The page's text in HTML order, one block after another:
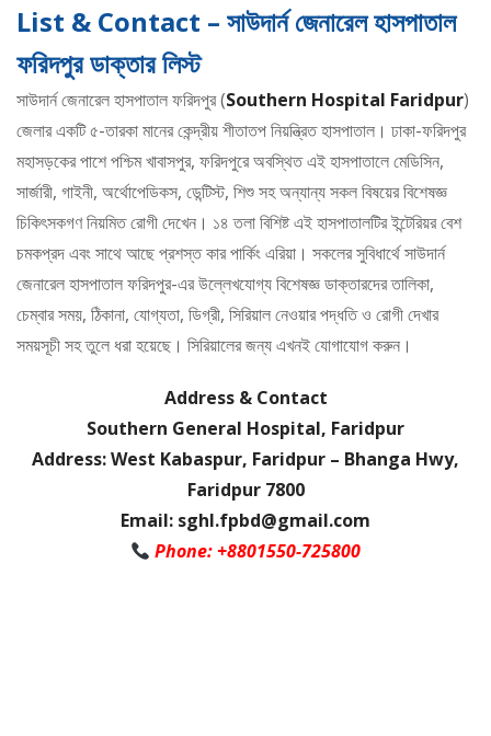
List & Contact – সাউদার্ন জেনারেল হাসপাতাল
ফরিদপুর ডাক্তার লিস্ট
সাউদার্ন জেনারেল হাসপাতাল ফরিদপুর (Southern Hospital Faridpur)
জেলার একটি ৫-তারকা মানের কেন্দ্রীয় শীতাতপ নিয়ন্ত্রিত হাসপাতাল। ঢাকা-ফরিদপুর
মহাসড়কের পাশে পশ্চিম খাবাসপুর, ফরিদপুরে অবস্থিত এই হাসপাতালে মেডিসিন,
সার্জারী, গাইনী, অর্থোপেডিকস, ডেন্টিস্ট, শিশু সহ অন্যান্য সকল বিষয়ের বিশেষজ্ঞ
চিকিৎসকগণ নিয়মিত রোগী দেখেন। ১৪ তলা বিশিষ্ট এই হাসপাতালটির ইন্টেরিয়র বেশ
চমকপ্রদ এবং সাথে আছে প্রশস্ত কার পার্কিং এরিয়া। সকলের সুবিধার্থে সাউদার্ন
জেনারেল হাসপাতাল ফরিদপুর-এর উল্লেখযোগ্য বিশেষজ্ঞ ডাক্তারদের তালিকা,
চেম্বার সময়, ঠিকানা, যোগ্যতা, ডিগ্রী, সিরিয়াল নেওয়ার পদ্ধতি ও রোগী দেখার
সময়সূচী সহ তুলে ধরা হয়েছে। সিরিয়ালের জন্য এখনই যোগাযোগ করুন।
Address & Contact
Southern General Hospital, Faridpur
Address: West Kabaspur, Faridpur – Bhanga Hwy,
Faridpur 7800
Email: sghl.fpbd@gmail.com
Phone: +8801550-725800